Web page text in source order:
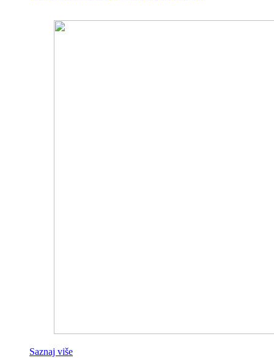
Saznaj više